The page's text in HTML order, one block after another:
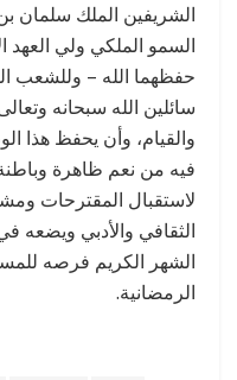
الشريفين الملك سلمان
السمو الملكي ولي العهد
حفظهما الله – وللشعب
سائلين الله سبحانه
والقيام، وأن يحفظ هذا
فيه من نعم ظاهرة
لاستقبال المقترحات
الثقافي والأدبي ويضعه
الشهر الكريم فرصه
الرمضانية.